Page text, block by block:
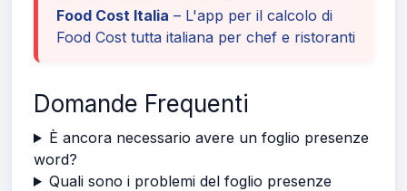
Food Cost Italia – L'app per il calcolo di
Food Cost tutta italiana per chef e ristoranti
Domande Frequenti
È ancora necessario avere un foglio presenze
word?
Quali sono i problemi del foglio presenze